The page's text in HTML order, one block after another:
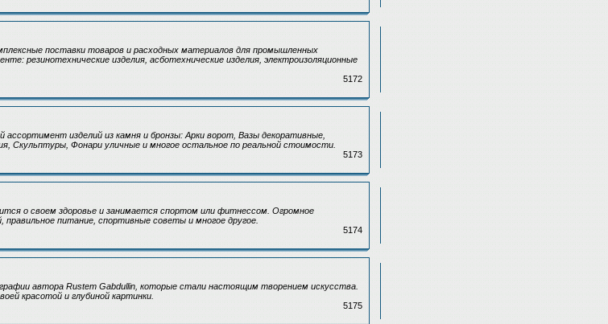
поставки товаров и расходных материалов для промышленных
резинотехнические изделия, асботехнические изделия, электроизоляционные
5172
ассортимент изделий из камня и бронзы: Арки ворот, Вазы декоративные,
Скульптуры, Фонари уличные и многое остальное по реальной стоимости.
5173
о своем здоровье и занимается спортом или фитнессом. Огромное
питание, спортивные советы и многое другое.
5174
автора Rustem Gabdullin, которые стали настоящим творением искусства.
красотой и глубиной картинки.
5175